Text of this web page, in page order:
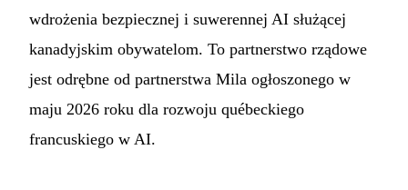
wdrożenia bezpiecznej i suwerennej AI służącej
kanadyjskim obywatelom. To partnerstwo rządowe
jest odrębne od partnerstwa Mila ogłoszonego w
maju 2026 roku dla rozwoju québeckiego
francuskiego w AI.